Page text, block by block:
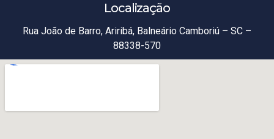
Localização
Rua João de Barro, Ariribá, Balneário Camboriú – SC –
88338-570